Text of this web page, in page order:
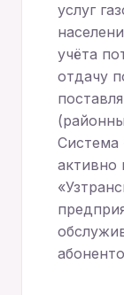
услуг
учёта
отдачу
Система
активно